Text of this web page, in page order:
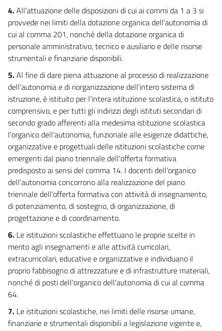
4.All'attuazione delle disposizioni di cui ai commi da 1 a 3 si
provvede nei limiti della dotazione organica dell'autonomia di
cui al comma 201, nonché della dotazione organica di
personale amministrativo, tecnico e ausiliario e delle risorse
strumentali e finanziarie disponibili.
5.Al fine di dare piena attuazione al processo di realizzazione
dell'autonomia e di riorganizzazione dell'intero sistema di
istruzione, è istituito per l'intera istituzione scolastica, o istituto
comprensivo, e per tutti gli indirizzi degli istituti secondari di
secondo grado afferenti alla medesima istituzione scolastica
l'organico dell'autonomia, funzionale alle esigenze didattiche,
organizzative e progettuali delle istituzioni scolastiche come
emergenti dal piano triennale dell'offerta formativa
predisposto ai sensi del comma 14. I docenti dell'organico
dell'autonomia concorrono alla realizzazione del piano
triennale dell'offerta formativa con attività di insegnamento,
di potenziamento, di sostegno, di organizzazione, di
progettazione e di coordinamento.
6. Le istituzioni scolastiche effettuano le proprie scelte in
merito agli insegnamenti e alle attività curricolari,
extracurricolari, educative e organizzative e individuano il
proprio fabbisogno di attrezzature e di infrastrutture materiali,
nonché di posti dell'organico dell'autonomia di cui al comma
64.
7. Le istituzioni scolastiche, nei limiti delle risorse umane,
finanziarie e strumentali disponibili a legislazione vigente e,